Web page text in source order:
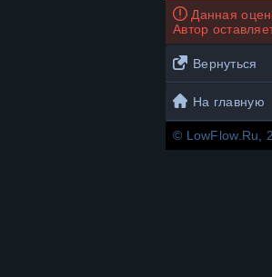
Данная
Автор
Вернуться
На главную
© LowFlow.Ru,